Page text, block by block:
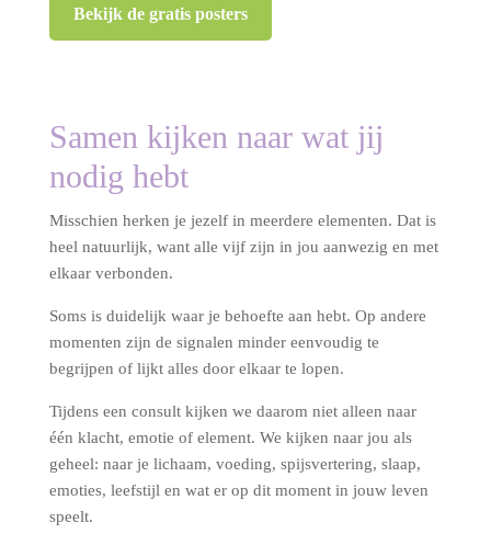
Bekijk de gratis posters
Samen kijken naar wat jij
nodig hebt
Misschien herken je jezelf in meerdere elementen. Dat is
heel natuurlijk, want alle vijf zijn in jou aanwezig en met
elkaar verbonden.
Soms is duidelijk waar je behoefte aan hebt. Op andere
momenten zijn de signalen minder eenvoudig te
begrijpen of lijkt alles door elkaar te lopen.
Tijdens een consult kijken we daarom niet alleen naar
één klacht, emotie of element. We kijken naar jou als
geheel: naar je lichaam, voeding, spijsvertering, slaap,
emoties, leefstijl en wat er op dit moment in jouw leven
speelt.